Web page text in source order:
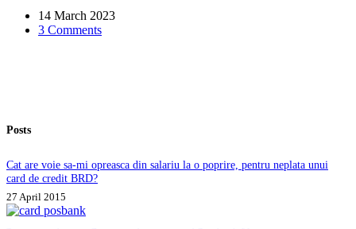
o
firma
recupera
banii
14 March 2023
3 Comments
Posts
Cat are voie sa-mi opreasca din salariu la o poprire, pentru neplata unui
card de credit BRD?
27 April 2015